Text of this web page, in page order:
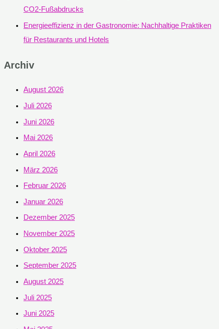
CO2-Fußabdrucks
Energieeffizienz in der Gastronomie: Nachhaltige Praktiken
für Restaurants und Hotels
Archiv
August 2026
Juli 2026
Juni 2026
Mai 2026
April 2026
März 2026
Februar 2026
Januar 2026
Dezember 2025
November 2025
Oktober 2025
September 2025
August 2025
Juli 2025
Juni 2025